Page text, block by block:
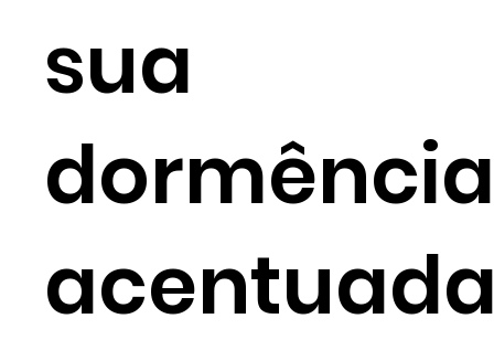
sua
dormência